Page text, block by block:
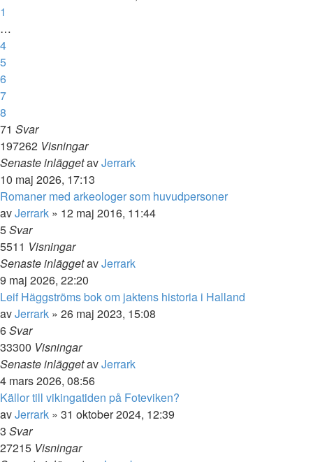
1
…
4
5
6
7
8
71 Svar
197262 Visningar
Senaste inläggetavJerrark
10 maj 2026, 17:13
Romaner med arkeologer som huvudpersoner
avJerrark » 12 maj 2016, 11:44
5Svar
5511 Visningar
Senaste inläggetavJerrark
9 maj 2026, 22:20
Leif Häggströms bok om jaktens historia i Halland
avJerrark » 26 maj 2023, 15:08
6Svar
33300 Visningar
Senaste inläggetavJerrark
4 mars 2026, 08:56
Källor till vikingatiden på Foteviken?
avJerrark » 31 oktober 2024, 12:39
3 Svar
27215 Visningar